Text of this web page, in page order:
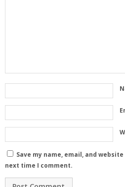
Save my name, email, and
next time I comment.